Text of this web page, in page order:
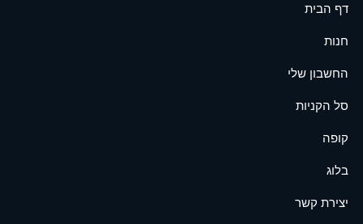
דף הבית
חנות
החשבון שלי
סל הקניות
קופה
בלוג
יצירת קשר